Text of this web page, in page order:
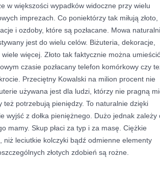
w większości wypadków widoczne przy wielu
imprezach. Co poniektórzy tak miłują złoto,
i ozdoby, które są pozłacane. Mowa
jest do wielu celów. Biżuteria, dekoracje,
więcej. Złoto tak faktycznie można umieścić
czasie pozłacany telefon komórkowy czy
Przeciętny Kowalski na milion procent nie
używana jest dla ludzi, którzy nie pragną
potrzebują pieniędzy. To naturalnie dzięki
wyjść z dołka pieniężnego. Dużo jednak zależy
mamy. Skup płaci za typ i za masę. Ciężkie
niż leciutkie kolczyki bądź odmienne elementy
złotych zdobień są rożne.